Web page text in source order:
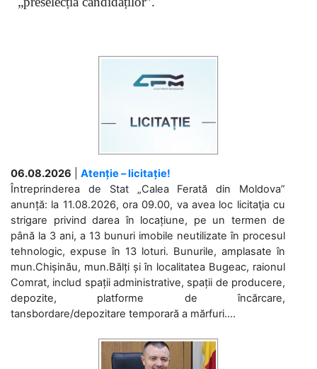
06.08.2026
Atenție – licitație!
Întreprinderea de Stat „Calea Ferată din Moldova”
anunță: la 11.08.2026, ora 09.00, va avea loc licitaţia cu
strigare privind darea în locațiune, pe un termen de
până la 3 ani, a 13 bunuri imobile neutilizate în procesul
tehnologic, expuse în 13 loturi. Bunurile, amplasate în
mun.Chișinău, mun.Bălți și în localitatea Bugeac, raionul
Comrat, includ spații administrative, spații de producere,
depozite, platforme de încărcare,
tansbordare/depozitare temporară a mărfuri....